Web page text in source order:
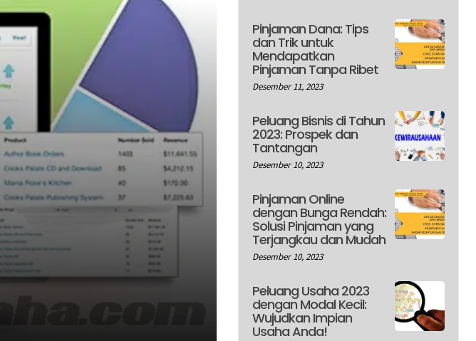
Pinjaman Dana: Tips
dan Trik untuk
Mendapatkan
Pinjaman Tanpa Ribet
Desember 11, 2023
Peluang Bisnis di Tahun
2023: Prospek dan
Tantangan
Desember 10, 2023
Pinjaman Online
dengan Bunga Rendah:
Solusi Pinjaman yang
Terjangkau dan Mudah
Desember 10, 2023
Peluang Usaha 2023
dengan Modal Kecil:
Wujudkan Impian
Usaha Anda!